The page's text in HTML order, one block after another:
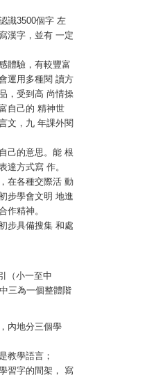
識3500個字 左
漢字，並有 一定
體驗，有較豐富
運用多種閱 讀方
，受到高 尚情操
自己的 精神世
文，九 年課外閱
己的意思。能 根
達方式寫 作。
在各種交際活 動
步學會文明 地進
作精神。
步具備搜集 和處
（小一至中
三為一個整體階
內地分三個學
教學語言；
習字的間架， 寫